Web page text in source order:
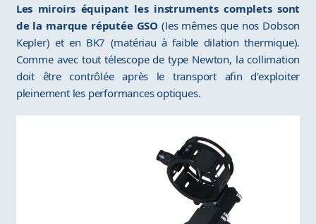
Les miroirs équipant les instruments complets sont
de la marque réputée GSO (les mêmes que nos Dobson
Kepler) et en BK7 (matériau à faible dilation thermique).
Comme avec tout télescope de type Newton, la collimation
doit être contrôlée après le transport afin d'exploiter
pleinement les performances optiques.